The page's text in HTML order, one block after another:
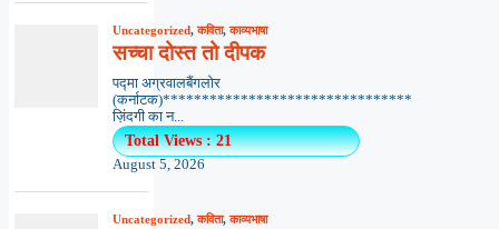
Uncategorized,कविता,काव्यभाषा
सच्चा दोस्त तो दीपक
पद्मा अग्रवालबैंगलोर
(कर्नाटक)********************************
ज़िंदगी का न...
Total Views : 21
August 5, 2026
Uncategorized,कविता,काव्यभाषा